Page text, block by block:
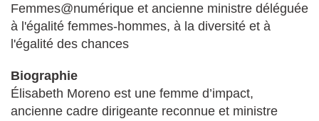
Femmes@numérique et ancienne ministre déléguée
à l'égalité femmes-hommes, à la diversité et à
l'égalité des chances
Biographie
Élisabeth Moreno est une femme d’impact,
ancienne cadre dirigeante reconnue et ministre